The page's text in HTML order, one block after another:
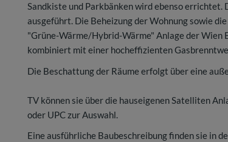
Sandkiste und Parkbänken wird ebenso
ausgeführt. Die Beheizung der Wohnung sowie
"Grüne-Wärme/Hybrid-Wärme" Anlage der Wien
kombiniert mit einer hocheffizienten
Die Beschattung der Räume erfolgt über eine
TV können sie über die hauseigenen Satelliten
oder UPC zur Auswahl.
Eine ausführliche Baubeschreibung finden sie in